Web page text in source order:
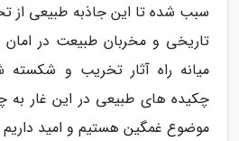
سبب شده تا این جاذبه طبیعی از
تاریخی و مخربان طبیعت در امان
میانه راه آثار تخریب و شکسته
چکیده های طبیعی در این غار به
موضوع غمگین هستیم و امید داریم